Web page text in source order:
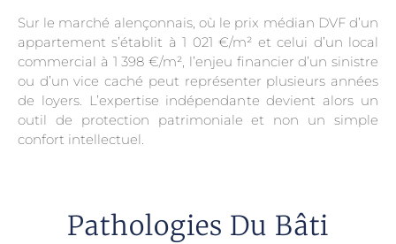
Sur le marché alençonnais, où le prix médian DVF d’un
appartement s’établit à 1 021 €/m² et celui d’un local
commercial à 1 398 €/m², l’enjeu financier d’un sinistre
ou d’un vice caché peut représenter plusieurs années
de loyers. L’expertise indépendante devient alors un
outil de protection patrimoniale et non un simple
confort intellectuel.
Pathologies Du Bâti